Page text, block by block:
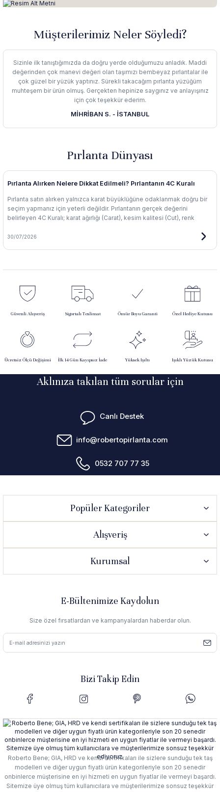
Müşterilerimiz Neler Söyledi?
Sizinle ilk tanıştığımızda da doğru yerde olduğumuzu anladık. Maddi
değerinden çok manevi değeri olan taşımızı bembeyaz pırlantalar ile
çok güzel bir yüzük yaptınız. Sürekli takacağım pırlanta yüzüğüm
muhteşem bir ürün olmuş. Gerçekten hepinize saygınız ve anlayışınız
için çok teşekkür ederim.
MİHRİBAN S. - İSTANBUL
Pırlanta Dünyası
Pırlanta Alırken Nelere Dikkat Edilmeli? Pırlantanın 4C Kuralı
Pırlanta satın alırken yalnızca karat büyüklüğüne odaklanmak doğru bir
seçim yapmanız için yeterli değildir. Pırlantanın gerçek değerini
belirleyen 4C Kuralı; karat ağırlığı (Carat), kesim kalitesi (Cut), renk
pırlanta berraklık skalasından renk derecelerine, kesim kalitesinden
30/07/2026
Güvenli Alışveriş Sigortalı Teslimat Ömür Boyu Garanti Özel Hediye Kutusu
Ücretsiz Ölçü Değişimi İlk 14 Gün Kayıpsız İade Yüksek Işıltı Işıklı Yüzük Kutusu
Aklınıza takılan tüm sorular için
Canlı Destek
info@robertopirlanta.com
0532 707 77 35
Popüler Kategoriler
Alışveriş
Kurumsal
E-Bültenimize Kaydolun
Size özel fırsatlardan ve kampanyalardan haberdar olun.
Bizi Takip Edin
Roberto Bene; GIA, HRD ve kendi sertifikaları ile sizlere sunduğu tek taş
modelleri ve diğer uygun fiyatlı ürün kategorileriyle son 20 senedir
onbinlerce müşterisine en iyi hizmeti en uygun fiyatlar ile vermeyi başardı.
Sitemize üye olmuş tüm kullanıcılara ve müşterilerimize sonsuz teşekkür